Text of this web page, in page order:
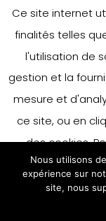
You
Ce site internet
finalités telles
l'utilisation de
gestion et la
mesure et
ce site, ou en
des cookies.
préférences en
à notre
Nous utilisons
expérience sur
site, nous